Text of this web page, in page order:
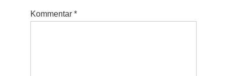
Kommentar *